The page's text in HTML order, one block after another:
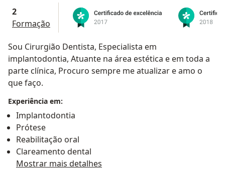
2
Formação
Sou Cirurgião Dentista, Especialista em
implantodontia, Atuante na área estética e em toda a
parte clínica, Procuro sempre me atualizar e amo o
que faço.
Experiência em:
Implantodontia
Prótese
Reabilitação oral
Clareamento dental
Mostrar mais detalhes